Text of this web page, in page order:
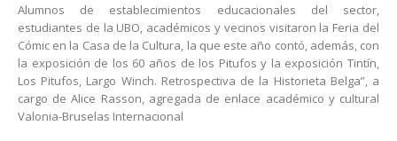
Alumnos de establecimientos educacionales del sector,
estudiantes de la UBO, académicos y vecinos visitaron la Feria del
Cómic en la Casa de la Cultura, la que este año contó, además, con
la exposición de los 60 años de los Pitufos y la exposición Tintín,
Los Pitufos, Largo Winch. Retrospectiva de la Historieta Belga”, a
cargo de Alice Rasson, agregada de enlace académico y cultural
Valonia-Bruselas Internacional